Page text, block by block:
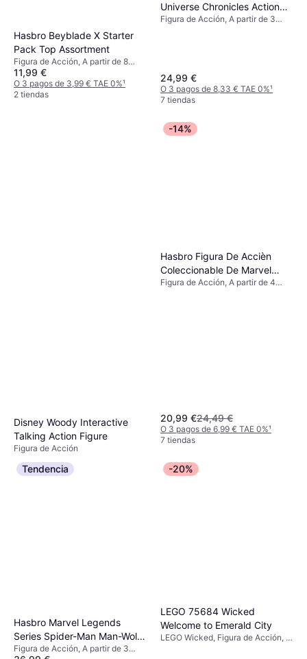
Hasbro Beyblade X Starter
Pack Top Assortment
Figura de Acción, A partir de 8
años
11,99 €
O 3 pagos de 3,99 € TAE 0%¹
2 tiendas
Universe Chronicles Action
Figure Tri-Klops
Figura de Acción, A partir de 3
24,99 €
O 3 pagos de 8,33 € TAE 0%¹
7 tiendas
Disney Woody Interactive
Talking Action Figure
Figura de Acción
O 3 pagos de 13,66 € TAE 0%
-14%
Hasbro Figura De Accièn
Coleccionable De Marvel
Legends Series Ultimate
Figura de Acción, A partir de 4
20,99 €24,49 €
O 3 pagos de 6,99 € TAE 0%¹
7 tiendas
Tendencia
Hasbro Marvel Legends
Series Spider-Man Man-Wolf
Action Figure 15cm
Figura de Acción, A partir de 3
-20%
LEGO 75684 Wicked
Welcome to Emerald City
LEGO Wicked, Figura de Acción, A